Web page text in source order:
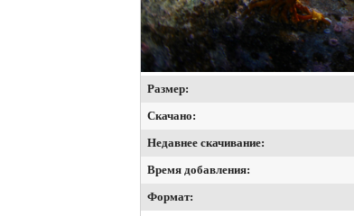
Размер:
Скачано:
Недавнее скачивание:
Время добавления:
Формат: